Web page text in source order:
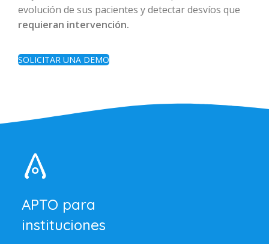
evolución de sus pacientes y detectar desvíos que
requieran intervención.
SOLICITAR UNA DEMO
APTO para
instituciones